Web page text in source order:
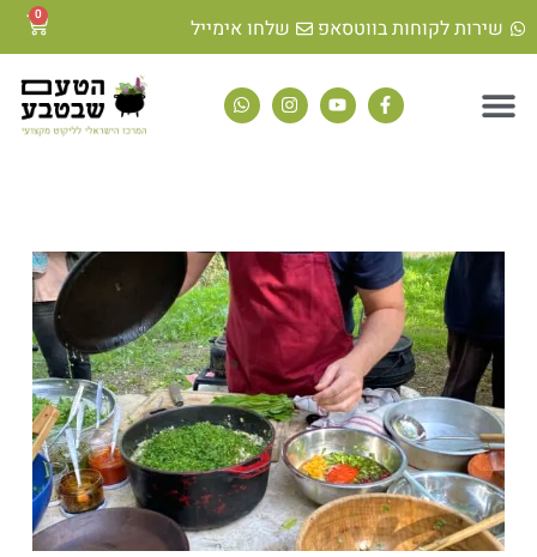
שירות לקוחות בווטסאפ שלחו אימייל 0